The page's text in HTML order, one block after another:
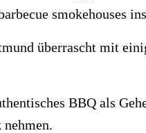
smokehouses
überrascht mit
BBQ als